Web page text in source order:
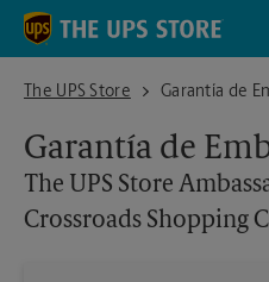
Skip to content
Return to Nav
The UPS Store
The UPS Store Ambassador
Garantía de
Garantía de
The UPS Store
Crossroads Shopping